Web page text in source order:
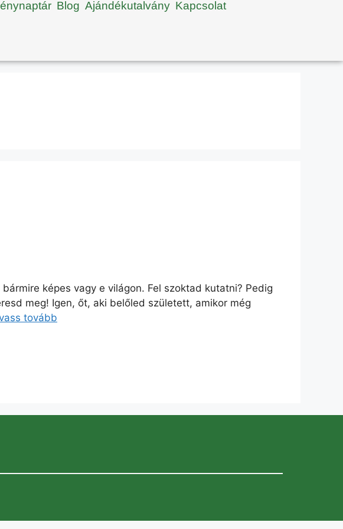
Blog Ajándékutalvány Kapcsolat
képes vagy e világon. Fel szoktad kutatni? Pedig
meg! Igen, őt, aki belőled született, amikor még
tovább